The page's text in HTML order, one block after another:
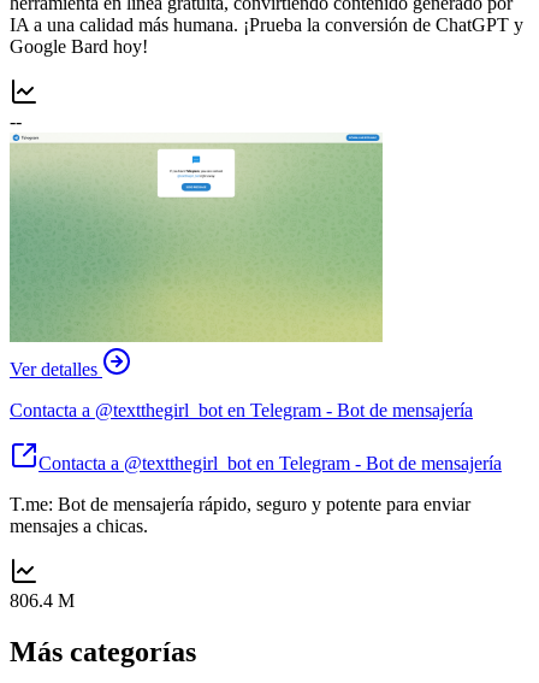
IA a una calidad más humana. ¡Prueba la conversión de ChatGPT y
Google Bard hoy!
--
Ver detalles
Contacta a @textthegirl_bot en Telegram - Bot de mensajería
Contacta a @textthegirl_bot en Telegram - Bot de mensajería
T.me: Bot de mensajería rápido, seguro y potente para enviar
mensajes a chicas.
806.4 M
Más categorías